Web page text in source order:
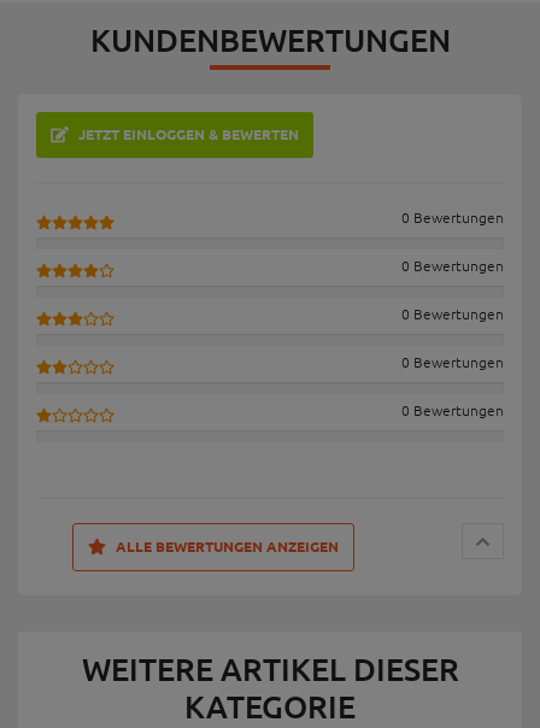
KUNDENBEWERTUNGEN
JETZT EINLOGGEN & BEWERTEN
0 Bewertungen
0 Bewertungen
0 Bewertungen
0 Bewertungen
0 Bewertungen
ALLE BEWERTUNGEN ANZEIGEN
WEITERE ARTIKEL DIESER
KATEGORIE